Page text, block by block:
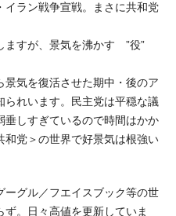
ラン戦争宣戦。まさに共和党
ますが、景気を沸かす ”役”
気を復活させた期中・後のア
れいます。民主党は平穏な議
垂しすぎているので時間はかか
和党＞の世界で好景気は根強い
ーグル／フエイスブック等の世
。日々高値を更新していま